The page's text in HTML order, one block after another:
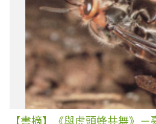
【書摘】《與虎頭蜂共舞》